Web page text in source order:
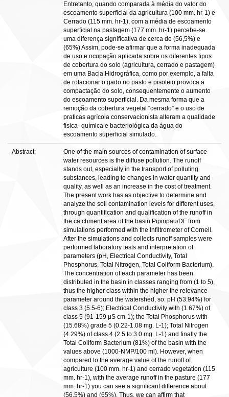
Entretanto, quando comparada à média do valor do
escoamento superficial da agricultura (100 mm. hr-1) e
Cerrado (115 mm. hr-1), com a média de escoamento
superficial na pastagem (177 mm. hr-1) percebe-se
uma diferença significativa de cerca de (56,5%) e
(65%) Assim, pode-se afirmar que a forma inadequada
de uso e ocupação aplicada sobre os diferentes tipos
de cobertura do solo (agricultura, cerrado e pastagem)
em uma Bacia Hidrográfica, como por exemplo, a falta
de rotacionar o gado no pasto e pisoteio provoca a
compactação do solo, consequentemente o aumento
do escoamento superficial. Da mesma forma que a
remoção da cobertura vegetal “cerrado” e o uso de
praticas agrícola conservacionista alteram a qualidade
física- química e bacteriológica da água do
escoamento superficial simulado.
Abstract:
One of the main sources of contamination of surface
water resources is the diffuse pollution. The runoff
stands out, especially in the transport of polluting
substances, leading to changes in water quantity and
quality, as well as an increase in the cost of treatment.
The present work has as objective to determine and
analyze the soil contamination levels for different uses,
through quantification and qualification of the runoff in
the catchment area of the basin Pipiripau/DF from
simulations performed with the Infiltrometer of Cornell.
After the simulations and collects runoff samples were
performed laboratory tests and interpretation of
parameters (pH, Electrical Conductivity, Total
Phosphorus, Total Nitrogen, Total Coliform Bacterium).
The concentration of each parameter has been
distributed in the basin in classes ranging from (1 to 5),
thus the higher class within the higher the relevance
parameter around the watershed, so: pH (53.94%) for
class 3 (5.5-6); Electrical Conductivity with (1.67%) of
class 5 (91-159 μS cm-1); the Total Phosphorus with
(15.68%) grade 5 (0.22-1.08 mg. L-1); Total Nitrogen
(4.29%) of class 4 (2.5 to 3.0 mg. L-1) and finally the
Total Coliform Bacterium (81%) of the basin with the
values above (1000-NMP/100 ml). However, when
compared to the average value of the runoff of
agriculture (100 mm. hr-1) and cerrado vegetation (115
mm. hr-1), with the average runoff in the pasture (177
mm. hr-1) you can see a significant difference about
(56.5%) and (65%). Thus, we can affirm that